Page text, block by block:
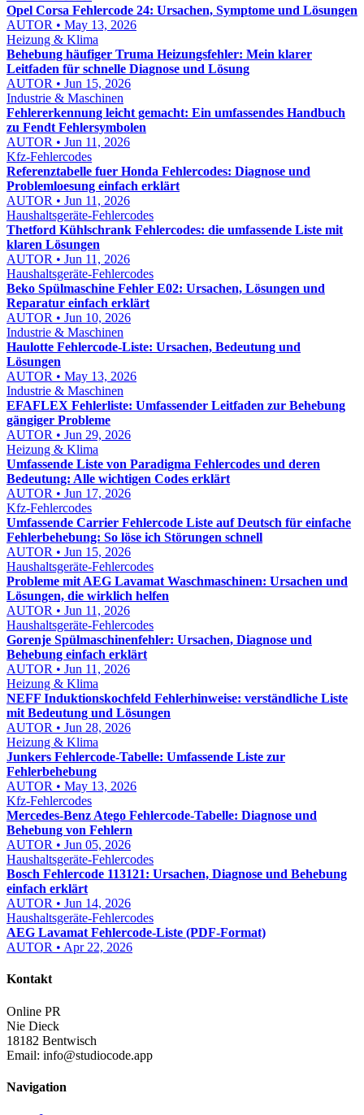
Opel Corsa Fehlercode 24: Ursachen, Symptome und Lösungen
AUTOR • May 13, 2026
Heizung & Klima
Behebung häufiger Truma Heizungsfehler: Mein klarer
Leitfaden für schnelle Diagnose und Lösung
AUTOR • Jun 15, 2026
Industrie & Maschinen
Fehlererkennung leicht gemacht: Ein umfassendes Handbuch
zu Fendt Fehlersymbolen
AUTOR • Jun 11, 2026
Kfz-Fehlercodes
Referenztabelle fuer Honda Fehlercodes: Diagnose und
Problemloesung einfach erklärt
AUTOR • Jun 11, 2026
Haushaltsgeräte-Fehlercodes
Thetford Kühlschrank Fehlercodes: die umfassende Liste mit
klaren Lösungen
AUTOR • Jun 11, 2026
Haushaltsgeräte-Fehlercodes
Beko Spülmaschine Fehler E02: Ursachen, Lösungen und
Reparatur einfach erklärt
AUTOR • Jun 10, 2026
Industrie & Maschinen
Haulotte Fehlercode-Liste: Ursachen, Bedeutung und
Lösungen
AUTOR • May 13, 2026
Industrie & Maschinen
EFAFLEX Fehlerliste: Umfassender Leitfaden zur Behebung
gängiger Probleme
AUTOR • Jun 29, 2026
Heizung & Klima
Umfassende Liste von Paradigma Fehlercodes und deren
Bedeutung: Alle wichtigen Codes erklärt
AUTOR • Jun 17, 2026
Kfz-Fehlercodes
Umfassende Carrier Fehlercode Liste auf Deutsch für einfache
Fehlerbehebung: So löse ich Störungen schnell
AUTOR • Jun 15, 2026
Haushaltsgeräte-Fehlercodes
Probleme mit AEG Lavamat Waschmaschinen: Ursachen und
Lösungen, die wirklich helfen
AUTOR • Jun 11, 2026
Haushaltsgeräte-Fehlercodes
Gorenje Spülmaschinenfehler: Ursachen, Diagnose und
Behebung einfach erklärt
AUTOR • Jun 11, 2026
Heizung & Klima
NEFF Induktionskochfeld Fehlerhinweise: verständliche Liste
mit Bedeutung und Lösungen
AUTOR • Jun 28, 2026
Heizung & Klima
Junkers Fehlercode-Tabelle: Umfassende Liste zur
Fehlerbehebung
AUTOR • May 13, 2026
Kfz-Fehlercodes
Mercedes-Benz Atego Fehlercode-Tabelle: Diagnose und
Behebung von Fehlern
AUTOR • Jun 05, 2026
Haushaltsgeräte-Fehlercodes
Bosch Fehlercode 113121: Ursachen, Diagnose und Behebung
einfach erklärt
AUTOR • Jun 14, 2026
Haushaltsgeräte-Fehlercodes
AEG Lavamat Fehlercode-Liste (PDF-Format)
AUTOR • Apr 22, 2026
Kontakt
Online PR
Nie Dieck
18182 Bentwisch
Email: info@studiocode.app
Navigation